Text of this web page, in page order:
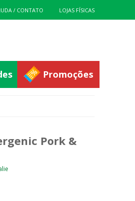
/ CONTATO LOJAS FÍSICAS
Promoções
Promoções
Pork &